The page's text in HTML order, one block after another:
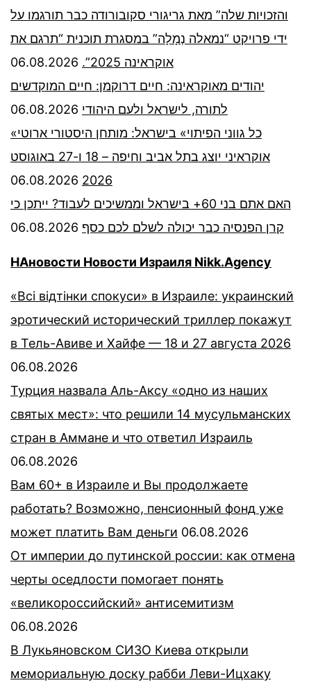
והזכויות שלה” מאת גריגורי סקובורודה כבר תורגמו על
ידי פרויקט “נמאלה נְמָלָה” במסגרת תוכנית “תרגם את
אוקראינה 2025”.
06.08.2026
יהודים מאוקראינה: חיים דרוקמן: חיים המוקדשים
לתורה, לישראל ולעם היהודי 06.08.2026
«כל גווני הפיתוי» בישראל: מותחן היסטורי ארוטי
אוקראיני יוצג בתל אביב וחיפה – 18 ו-27 באוגוסט
2026
06.08.2026
האם אתם בני 60+ בישראל וממשיכים לעבוד? ייתכן כי
קרן הפנסיה כבר יכולה לשלם לכם כסף 06.08.2026
НАновости Новости Израиля Nikk.Agency
«Всі відтінки спокуси» в Израиле: украинский
эротический исторический триллер покажут
в Тель-Авиве и Хайфе — 18 и 27 августа 2026
06.08.2026
Турция назвала Аль-Аксу «одно из наших
святых мест»: что решили 14 мусульманских
стран в Аммане и что ответил Израиль
06.08.2026
Вам 60+ в Израиле и Вы продолжаете
работать? Возможно, пенсионный фонд уже
может платить Вам деньги 06.08.2026
От империи до путинской россии: как отмена
черты оседлости помогает понять
«великороссийский» антисемитизм
06.08.2026
В Лукьяновском СИЗО Киева открыли
мемориальную доску рабби Леви-Ицхаку